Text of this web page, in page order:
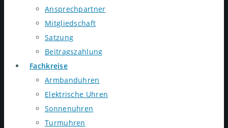
Ansprechpartner
Mitgliedschaft
Satzung
Beitragszahlung
Fachkreise
Armbanduhren
Elektrische Uhren
Sonnenuhren
Turmuhren